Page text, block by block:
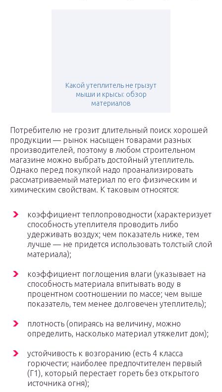
Какой утеплитель не грызут
мыши и крысы: обзор
материалов
Потребителю не грозит длительный поиск хорошей
продукции — рынок насыщен товарами разных
производителей, поэтому в любом строительном
магазине можно выбрать достойный утеплитель.
Однако перед покупкой надо проанализировать
рассматриваемый материал по его физическим и
химическим свойствам. К таковым относятся:
коэффициент теплопроводности (характеризует
способность утеплителя проводить либо
удерживать воздух; чем показатель ниже, тем
лучше — не придется использовать толстый слой
материала);
коэффициент поглощения влаги (указывает на
способность материала впитывать воду в
процентном соотношении по массе; чем выше
показатель, тем менее долговечен утеплитель);
плотность (опираясь на величину, можно
определить, насколько материал утяжелит дом);
устойчивость к возгоранию (есть 4 класса
горючести; наиболее предпочтителен первый
(Г1), который перестает гореть без открытого
источника огня);